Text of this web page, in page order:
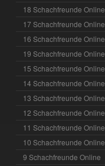
18 Schachfreunde Online
17 Schachfreunde Online
16 Schachfreunde Online
19 Schachfreunde Online
15 Schachfreunde Online
14 Schachfreunde Online
13 Schachfreunde Online
12 Schachfreunde Online
11 Schachfreunde Online
10 Schachfreunde Online
9 Schachfreunde Online